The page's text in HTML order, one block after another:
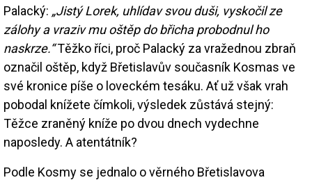
Palacký: „Jistý Lorek, uhlídav svou duši, vyskočil ze
zálohy a vraziv mu oštěp do břicha probodnul ho
naskrze.“Těžko říci, proč Palacký za vražednou zbraň
označil oštěp, když Břetislavův současník Kosmas ve
své kronice píše o loveckém tesáku. Ať už však vrah
pobodal knížete čímkoli, výsledek zůstává stejný:
Těžce zraněný kníže po dvou dnech vydechne
naposledy. A atentátník?
Podle Kosmy se jednalo o věrného Břetislavova